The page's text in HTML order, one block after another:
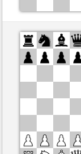
Negras
Blancas